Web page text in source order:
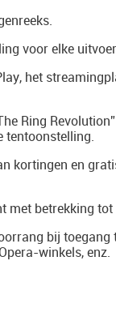
voor elke
het
Ring
tentoonstelling.
kortingen en
met betrekking
bij
winkels, enz.